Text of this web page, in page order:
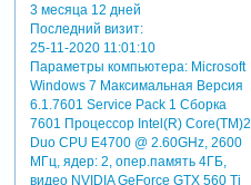
3 месяца 12 дней
Последний визит:
25-11-2020 11:01:10
Параметры компьютера:Microsoft
Windows 7 Максимальная Версия
6.1.7601 Service Pack 1 Сборка
7601 Процессор Intel(R) Core(TM)2
Duo CPU E4700 @ 2.60GHz, 2600
МГц, ядер: 2, опер.память 4ГБ,
видео NVIDIA GeForce GTX 560 Ti